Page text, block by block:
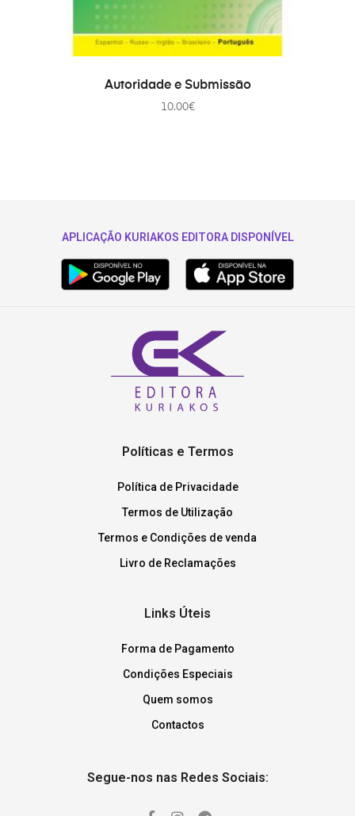
AÑADIR AL CARRITO
Autoridade e Submissão
10.00€
APLICAÇÃO KURIAKOS EDITORA DISPONÍVEL
Políticas e Termos
Política de Privacidade
Termos de Utilização
Termos e Condições de venda
Livro de Reclamações
Links Úteis
Forma de Pagamento
Condições Especiais
Quem somos
Contactos
Segue-nos nas Redes Sociais: